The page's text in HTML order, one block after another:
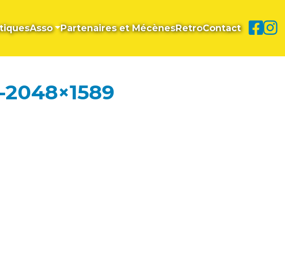
Asso Partenaires et MécènesRetroContact